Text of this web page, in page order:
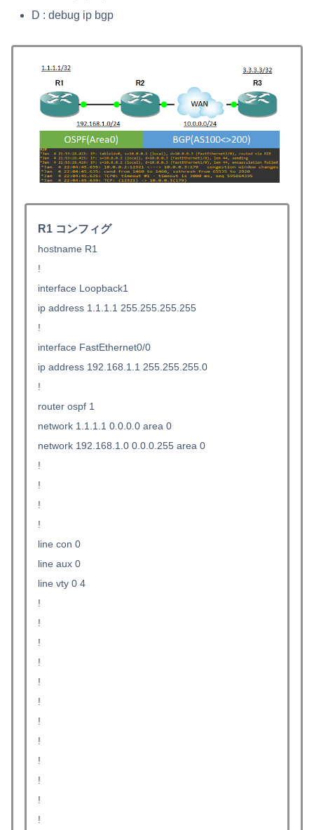
D : debug ip bgp
R1 コンフィグ
hostname R1
!
interface Loopback1
ip address 1.1.1.1 255.255.255.255
!
interface FastEthernet0/0
ip address 192.168.1.1 255.255.255.0
!
router ospf 1
network 1.1.1.1 0.0.0.0 area 0
network 192.168.1.0 0.0.0.255 area 0
!
!
!
!
line con 0
line aux 0
line vty 0 4
!
!
!
!
!
!
!
!
!
!
!
!